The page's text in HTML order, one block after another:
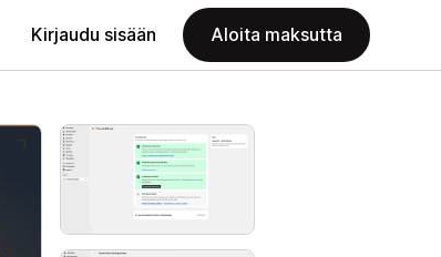
Kirjaudu sisään Aloita maksutta